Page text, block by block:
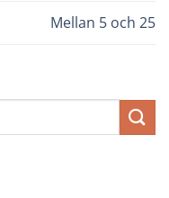
Mellan 5 och 25